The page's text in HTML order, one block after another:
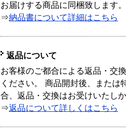
お届けする商品に同梱致します。
⇒納品書について詳細はこちら
返品について
お客様のご都合による返品・交
ください。 商品開封後、または
合、返品・交換はお受けいたし
⇒返品について詳しくはこちら